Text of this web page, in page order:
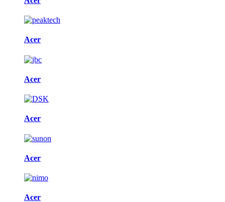
Acer
Acer
Acer
Acer
Acer